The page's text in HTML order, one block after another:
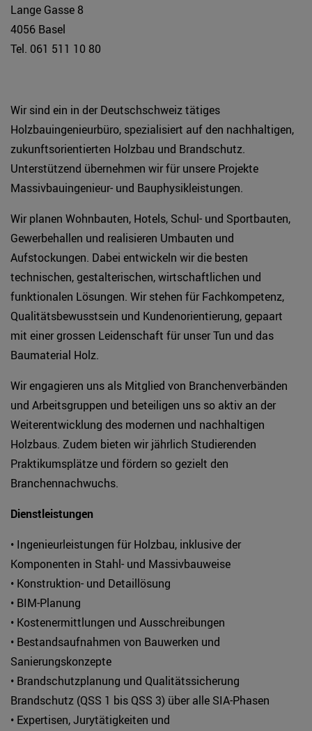
Lange Gasse 8
4056 Basel
Tel. 061 511 10 80
Wir sind ein in der Deutschschweiz tätiges
Holzbauingenieurbüro, spezialisiert auf den nachhaltigen,
zukunftsorientierten Holzbau und Brandschutz.
Unterstützend übernehmen wir für unsere Projekte
Massivbauingenieur- und Bauphysikleistungen.
Wir planen Wohnbauten, Hotels, Schul- und Sportbauten,
Gewerbehallen und realisieren Umbauten und
Aufstockungen. Dabei entwickeln wir die besten
technischen, gestalterischen, wirtschaftlichen und
funktionalen Lösungen. Wir stehen für Fachkompetenz,
Qualitätsbewusstsein und Kundenorientierung, gepaart
mit einer grossen Leidenschaft für unser Tun und das
Baumaterial Holz.
Wir engagieren uns als Mitglied von Branchenverbänden
und Arbeitsgruppen und beteiligen uns so aktiv an der
Weiterentwicklung des modernen und nachhaltigen
Holzbaus. Zudem bieten wir jährlich Studierenden
Praktikumsplätze und fördern so gezielt den
Branchennachwuchs.
Dienstleistungen
• Ingenieurleistungen für Holzbau, inklusive der
Komponenten in Stahl- und Massivbauweise
• Konstruktion- und Detaillösung
• BIM-Planung
• Kostenermittlungen und Ausschreibungen
• Bestandsaufnahmen von Bauwerken und
Sanierungskonzepte
• Brandschutzplanung und Qualitätssicherung
Brandschutz (QSS 1 bis QSS 3) über alle SIA-Phasen
• Expertisen, Jurytätigkeiten und